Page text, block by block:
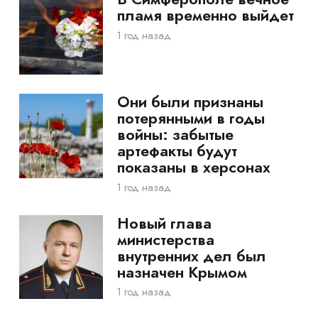
пламя временно выйдет
1 год назад
Они были признаны
потерянными в годы
войны: забытые
артефакты будут
показаны в херсонах
1 год назад
Новый глава
министерства
внутренних дел был
назначен Крымом
1 год назад